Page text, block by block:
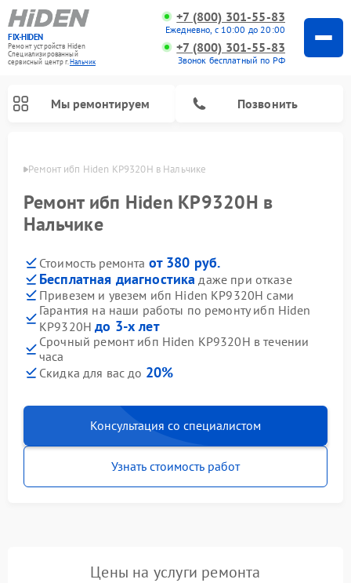
FIX-HIDEN
Ремонт устройств Hiden
Специализированный
cервисный центр г.Нальчик
+7 (800) 301-55-83
Ежедневно, с 10:00 до 20:00
+7 (800) 301-55-83
Звонок бесплатный по РФ
Мы ремонтируем Позвонить
Ремонт ибп Hiden KP9320H в Нальчике
Ремонт ибп Hiden KP9320H в
Нальчике
Стоимость ремонта от 380 руб.
Бесплатная диагностика даже при отказе
Привезем и увезем ибп Hiden KP9320H сами
Гарантия на наши работы по ремонту ибп Hiden
KP9320Hдо 3-х лет
Срочный ремонт ибп Hiden KP9320H в течении
часа
Скидка для вас до 20%
Консультация со специалистом
Узнать стоимость работ
Цены на услуги ремонта